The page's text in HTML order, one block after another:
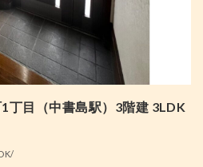
1丁目（中書島駅）3階建 3LDK